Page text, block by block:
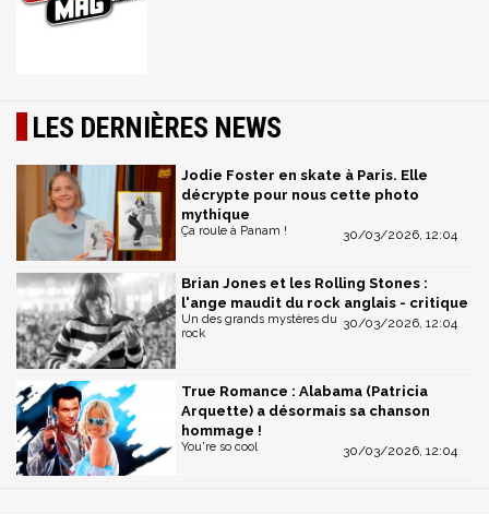
LES DERNIÈRES NEWS
Jodie Foster en skate à Paris. Elle
décrypte pour nous cette photo
mythique
30/03/2026, 12:04
Ça roule à Panam !
Brian Jones et les Rolling Stones :
l'ange maudit du rock anglais - critique
30/03/2026, 12:04
Un des grands mystères du
rock
True Romance : Alabama (Patricia
Arquette) a désormais sa chanson
hommage !
30/03/2026, 12:04
You're so cool